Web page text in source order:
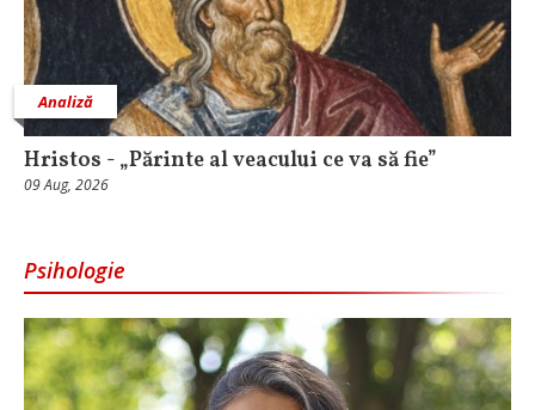
Analiză
Hristos - „Părinte al veacului ce va să fie”
09 Aug, 2026
Psihologie